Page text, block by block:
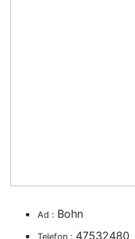
Ad : Bohn
Telefon : 47532480